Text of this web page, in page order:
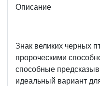
Описание
Знак великих черных
пророческими
способные
идеальный вариант